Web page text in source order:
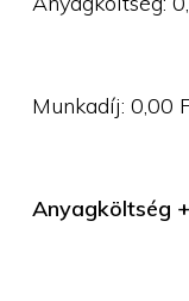
Munkadíj:0,00
Anyagköltség